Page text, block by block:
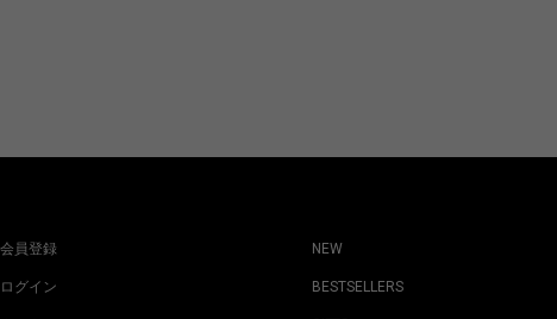
会員登録
ログイン
NEW
BESTSELLERS